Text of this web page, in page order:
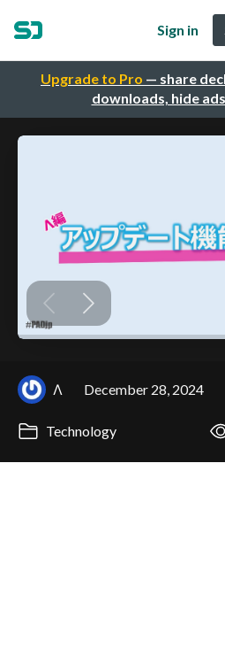
Upgrade to Pro — share
downloads, hide
Sign in
Λ December 28, 2024
Technology